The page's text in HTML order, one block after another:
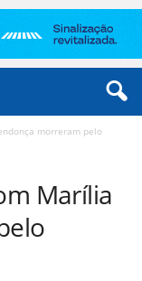
morreram pelo
Marília